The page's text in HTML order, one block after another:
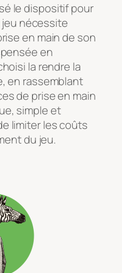
le dispositif pour
nécessite
en main de son
en
la rendre la
en rassemblant
de prise en main
simple et
limiter les coûts
du jeu.